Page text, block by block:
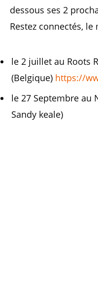
dessous ses 2
Restez connectés,
le 2 juillet au Roots
(Belgique) https://
le 27 Septembre au
Sandy keale)